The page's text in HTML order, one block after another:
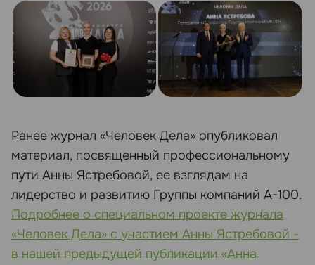
Ранее журнал «Человек Дела» опубликовал
материал, посвященный профессиональному
пути Анны Ястребовой, ее взглядам на
лидерство и развитию Группы компаний А-100.
Подробнее о специальном проекте журнала
«Человек Дела» с участием Анны Ястребовой -
в нашей предыдущей публикации «Анна